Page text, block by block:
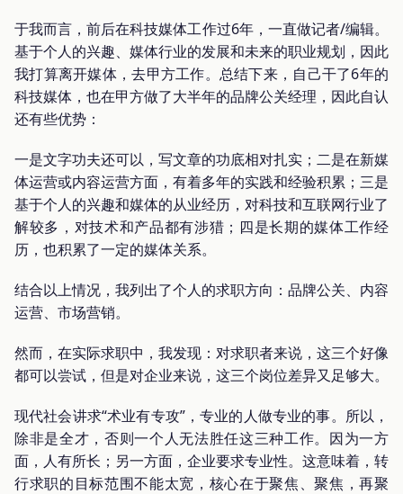
于我而言，前后在科技媒体工作过6年，一直做记者/编辑。
基于个人的兴趣、媒体行业的发展和未来的职业规划，因此
我打算离开媒体，去甲方工作。总结下来，自己干了6年的
科技媒体，也在甲方做了大半年的品牌公关经理，因此自认
还有些优势：
一是文字功夫还可以，写文章的功底相对扎实；二是在新媒
体运营或内容运营方面，有着多年的实践和经验积累；三是
基于个人的兴趣和媒体的从业经历，对科技和互联网行业了
解较多，对技术和产品都有涉猎；四是长期的媒体工作经
历，也积累了一定的媒体关系。
结合以上情况，我列出了个人的求职方向：品牌公关、内容
运营、市场营销。
然而，在实际求职中，我发现：对求职者来说，这三个好像
都可以尝试，但是对企业来说，这三个岗位差异又足够大。
现代社会讲求“术业有专攻”，专业的人做专业的事。所以，
除非是全才，否则一个人无法胜任这三种工作。因为一方
面，人有所长；另一方面，企业要求专业性。这意味着，转
行求职的目标范围不能太宽，核心在于聚焦、聚焦，再聚